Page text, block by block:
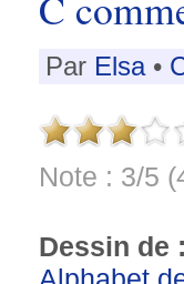
Par Elsa•
Note : 3/5
Dessin de :